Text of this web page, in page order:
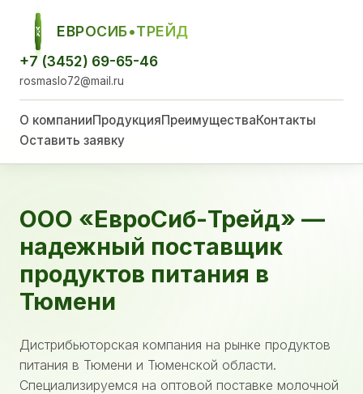
ЕСТ
ЕВРОСИБ•ТРЕЙД
+7 (3452) 69-65-46
rosmaslo72@mail.ru
О компанииПродукцияПреимуществаКонтакты
Оставить заявку
ООО «ЕвроСиб-Трейд» —
надежный поставщик
продуктов питания в
Тюмени
Дистрибьюторская компания на рынке продуктов
питания в Тюмени и Тюменской области.
Специализируемся на оптовой поставке молочной